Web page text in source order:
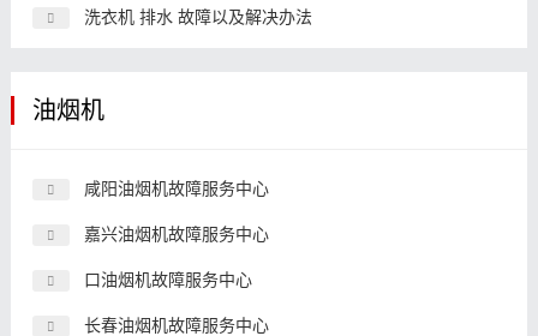
洗衣机 排水 故障以及解决办法
油烟机
咸阳油烟机故障服务中心
嘉兴油烟机故障服务中心
口油烟机故障服务中心
长春油烟机故障服务中心